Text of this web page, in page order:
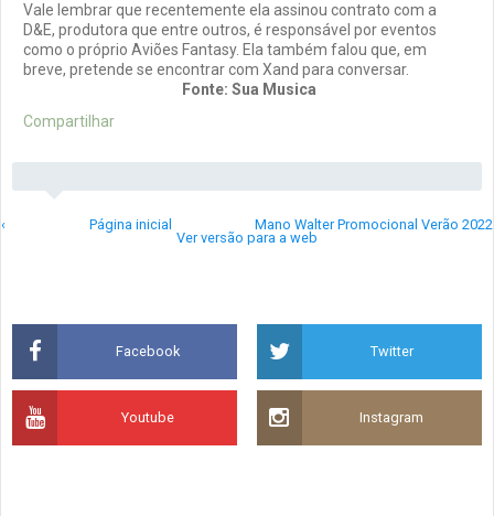
Vale lembrar que recentemente ela assinou contrato com a
D&E, produtora que entre outros, é responsável por eventos
como o próprio Aviões Fantasy. Ela também falou que, em
breve, pretende se encontrar com Xand para conversar.
Fonte: Sua Musica
Compartilhar
‹ Mano Walter Promocional Verão 2022
Página inicial
Ver versão para a web
Facebook Twitter
Youtube Instagram